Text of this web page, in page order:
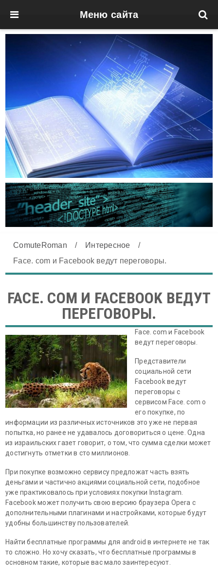
Меню сайта
ComuteRoman / Интересное
/
Face. com и Facebook ведут переговоры.
FACE. COM И FACEBOOK ВЕДУТ
ПЕРЕГОВОРЫ.
Face. com и Facebook
ведут переговоры.
Представители
социальной сети
Facebook ведут
переговоры с
сервисом Face. com о
его покупке, по
информации из различных источников это уже не первая
попытка, но ранее не удавалось договориться о цене. Одна
из израильских газет говорит, о том, что сумма сделки может
достигнуть отметки в сто миллионов.
При покупке возможно сервису предложат часть взять
деньгами и частично акциями социальной сети, подобное
уже практиковалось при условиях покупки Instagram.
Facebook может получить свою версию браузера Opera с
дополнительными плагинами и настройками, которые будут
удобны большинству пользователей.
Найти бесплатные программы для android в интернете не так
то сложно. Но хочу сказать, что бесплатные программы в
основном такие, которые вас мало заинтересуют.